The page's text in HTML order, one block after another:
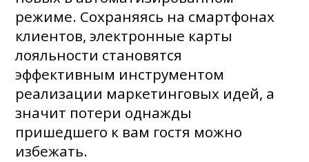
режиме. Сохраняясь на смартфонах
клиентов, электронные карты
лояльности становятся
эффективным инструментом
реализации маркетинговых идей, а
значит потери однажды
пришедшего к вам гостя можно
избежать.